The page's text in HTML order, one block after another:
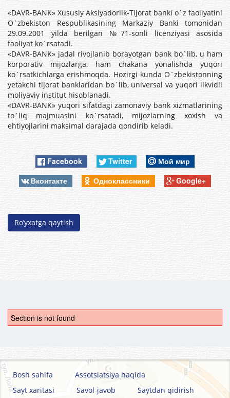
«DAVR-BANK» Xususiy Aksiyadorlik-Tijorat banki o`z faoliyatini
O`zbekiston Respublikasining Markaziy Banki tomonidan
29.09.2001 yilda berilgan №71-sonli licenziyasi asosida
faoliyat ko`rsatadi.
«DAVR-BANK» jadal rivojlanib borayotgan bank bo`lib, u ham
korporativ mijozlarga, ham chakana yonalishda yuqori
ko`rsatkichlarga erishmoqda. Hozirgi kunda O`zbekistonning
yetakchi tijorat banklaridan bo`lib, universal va yuqori likvidli
moliyaviy institut hisoblanadi.
«DAVR-BANK» yuqori sifatdagi zamonaviy bank xizmatlarining
to`liq majmuasini ko`rsatadi, mijozlarning xoxish va
ehtiyojlarini maksimal darajada qondirib keladi.
Facebook Twitter
Мой мир
Вконтакте
Одноклассники Google+
Ro’yxatga qaytish
Section is not found
Bosh sahifa
Assotsiatsiya haqida
Sayt xaritasi
Savol-javob
Saytdan qidirish